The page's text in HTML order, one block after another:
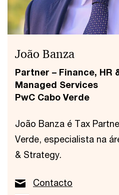
João Banza
Partner – Finance, HR
Managed Services
PwC Cabo Verde
João Banza é Tax
Verde, especialista na
& Strategy.
Contacto